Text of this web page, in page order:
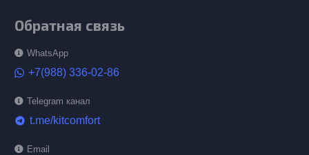
Обратная связь
WhatsApp
+7(988) 336-02-86
Telegram канал
telegram t.me/kitcomfort
Email